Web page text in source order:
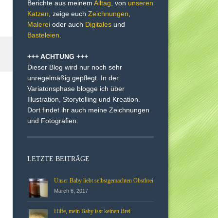
Berichte aus meinem Alltag , von unseren
Katzen , zeige euch Zeichnungen
Malerei oder auch Digitales und
Basteleien
+++ ACHTUNG +++
Dieser Blog wird nur noch sehr
unregelmäßig gepflegt. In der
Variatonsphase blogge ich über
Illustration, Storytelling und Kreation.
Dort findet ihr auch meine Zeichnungen
und Fotografien.
LETZTE BEITRÄGE
Unser Baby liebt selbstgemachten Obstbrei
March 6, 2017
Hilfe, mein Baby isst keinen Brei